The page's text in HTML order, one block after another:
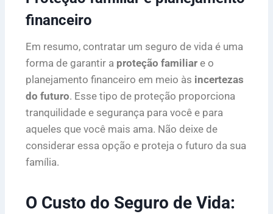
financeiro
Em resumo, contratar um seguro de vida é uma
forma de garantir a proteção familiar e o
planejamento financeiro em meio às incertezas
do futuro. Esse tipo de proteção proporciona
tranquilidade e segurança para você e para
aqueles que você mais ama. Não deixe de
considerar essa opção e proteja o futuro da sua
família.
O Custo do Seguro de Vida: